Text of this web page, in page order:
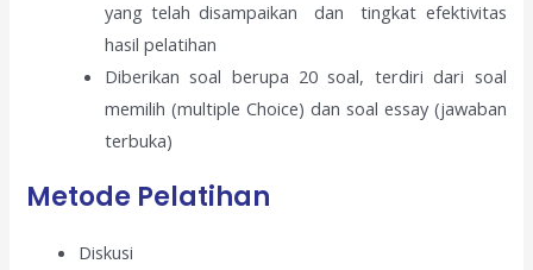
yang telah disampaikan dan tingkat efektivitas
hasil pelatihan
Diberikan soal berupa 20 soal, terdiri dari soal
memilih (multiple Choice) dan soal essay (jawaban
terbuka)
Metode Pelatihan
Diskusi